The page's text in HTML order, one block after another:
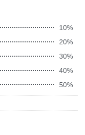
10%
20%
30%
40%
50%